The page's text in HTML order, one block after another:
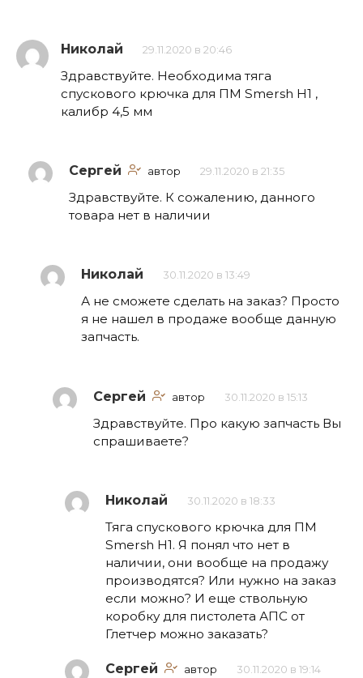
Николай 29.11.2020 в 20:46
Здравствуйте. Необходима тяга
спускового крючка для ПМ Smersh H1 ,
калибр 4,5 мм
Сергей автор 29.11.2020 в 21:35
Здравствуйте. К сожалению, данного
товара нет в наличии
Николай 30.11.2020 в 13:49
А не сможете сделать на заказ? Просто
я не нашел в продаже вообще данную
запчасть.
Сергей автор 30.11.2020 в 15:13
Здравствуйте. Про какую запчасть Вы
спрашиваете?
Николай 30.11.2020 в 18:33
Тяга спускового крючка для ПМ
Smersh H1. Я понял что нет в
наличии, они вообще на продажу
производятся? Или нужно на заказ
если можно? И еще ствольную
коробку для пистолета АПС от
Глетчер можно заказать?
Сергей автор 30.11.2020 в 19:14